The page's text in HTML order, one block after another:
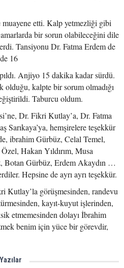
etti. Kalp yetmezliği gibi
bir sorun olabileceğini dile
Tansiyonu Dr. Fatma Erdem de
16
Anjiyo 15 dakika kadar sürdü.
olduğu, kalpte bir sorum olmadığı
Taburcu oldum.
Dr. Fikri Kutlay’a, Dr. Fatma
Sarıkaya’ya, hemşirelere teşekkür
ibrahim Gürbüz, Celal Temel,
Hakan Yıldırım, Musa
Botan Gürbüz, Erdem Akaydın …
Hepsine de ayrı ayrı teşekkür.
Kutlay’la görüşmesinden, randevu
kayıt-kuyut işlerinden,
etmemesinden dolayı İbrahim
benim için yüce bir görevdir,